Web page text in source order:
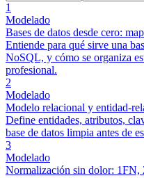
1
Modelado
Bases de datos desde cero:
Entiende para qué sirve una
NoSQL, y cómo se organiza
profesional.
2
Modelado
Modelo relacional y entidad-
Define entidades, atributos,
base de datos limpia antes de
3
Modelado
Normalización sin dolor: 1FN,